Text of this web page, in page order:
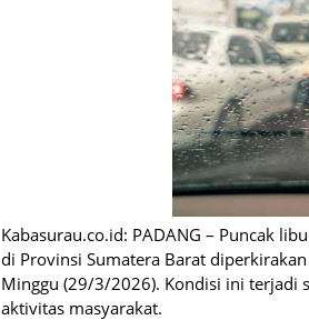
Kabasurau.co.id: PADANG – Puncak
di Provinsi Sumatera Barat
Minggu (29/3/2026). Kondisi ini terjadi
aktivitas masyarakat.